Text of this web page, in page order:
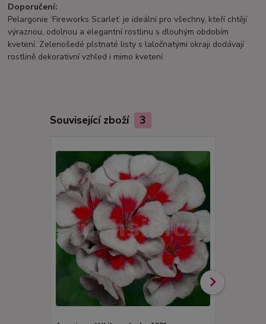
Doporučení:
Pelargonie ‘Fireworks Scarlet’ je ideální pro všechny, kteří chtějí
výraznou, odolnou a elegantní rostlinu s dlouhým obdobím
kvetení. Zelenošedé plstnaté listy s laločnatými okraji dodávají
rostlině dekorativní vzhled i mimo kvetení.
Související zboží 3